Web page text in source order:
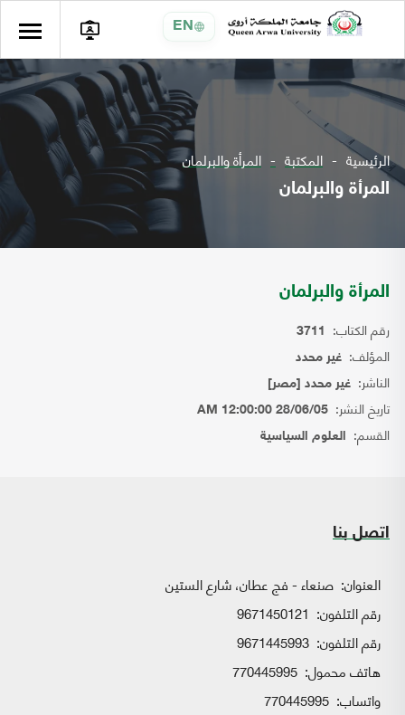
EN
الرئيسية المكتبة المرأة والبرلمان
المرأة والبرلمان
المرأة والبرلمان
رقم الكتاب: 3711
المؤلف: غير محدد
الناشر: غير محدد [مصر]
تاريخ النشر: 28/06/05 12:00:00 AM
القسم: العلوم السياسية
اتصل بنا
العنوان: صنعاء - فج عطان، شارع الستين
رقم التلفون: 9671450121
رقم التلفون: 9671445993
هاتف محمول: 770445995
واتساب: